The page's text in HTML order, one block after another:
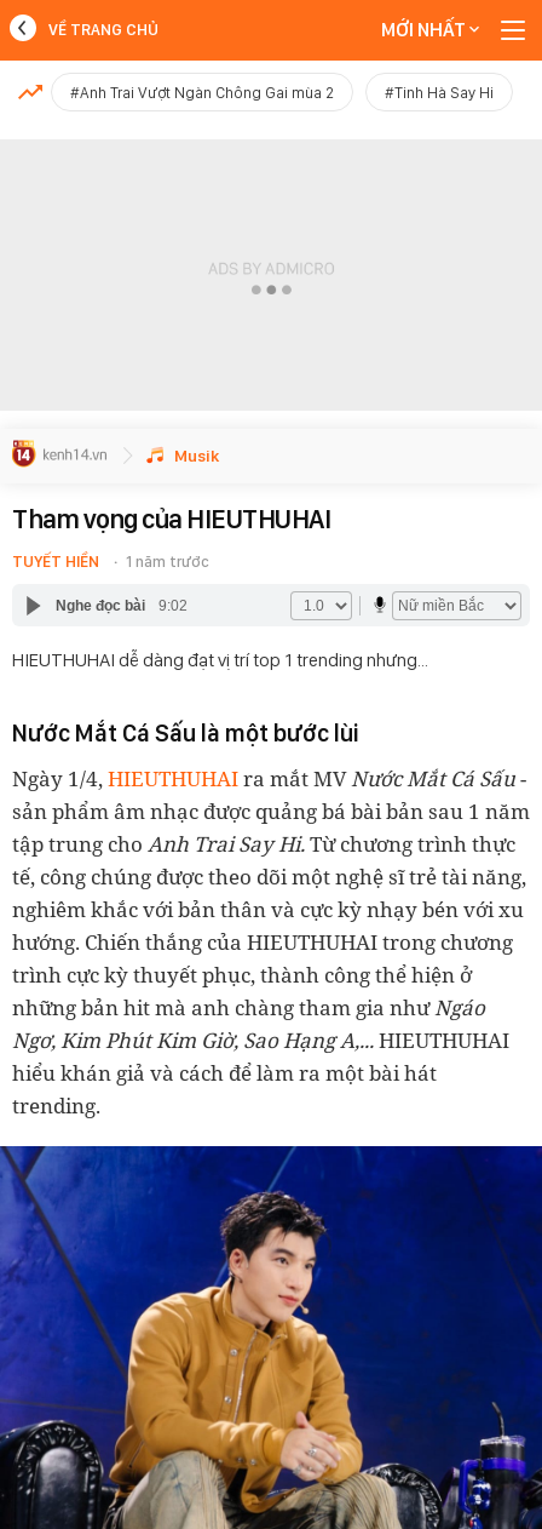
MỚI NHẤT
VỀ TRANG CHỦ MỚI NHẤT
#Anh Trai Vượt Ngàn Chông Gai mùa 2 #Tinh Hà Say Hi
Musik
Tham vọng của HIEUTHUHAI
TUYẾT HIỀN 1 năm trước
Nghe đọc bài 9:02
HIEUTHUHAI dễ dàng đạt vị trí top 1 trending nhưng…
Nước Mắt Cá Sấu là một bước lùi
Ngày 1/4,HIEUTHUHAIra mắt MVNước Mắt Cá Sấu-
sản phẩm âm nhạc được quảng bá bài bản sau 1 năm
tập trung cho Anh Trai Say Hi.Từ chương trình thực
tế, công chúng được theo dõi một nghệ sĩ trẻ tài năng,
nghiêm khắc với bản thân và cực kỳ nhạy bén với xu
hướng. Chiến thắng của HIEUTHUHAI trong chương
trình cực kỳ thuyết phục, thành công thể hiện ở
những bản hit mà anh chàng tham gia nhưNgáo
Ngơ, Kim Phút Kim Giờ, Sao Hạng A,...HIEUTHUHAI
hiểu khán giả và cách để làm ra một bài hát
trending.